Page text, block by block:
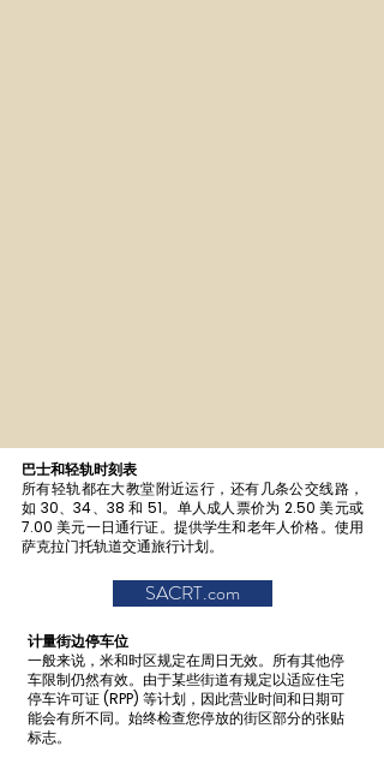
巴士和轻轨时刻表
所有轻轨都在大教堂附近运行，还有几条公交线路，
如 30、34、38 和 51。单人成人票价为 2.50 美元或
7.00 美元一日通行证。提供学生和老年人价格。使用
萨克拉门托轨道交通旅行计划。
SACRT.com
计量街边停车位
一般来说，米和时区规定在周日无效。所有其他停
车限制仍然有效。由于某些街道有规定以适应住宅
停车许可证 (RPP) 等计划，因此营业时间和日期可
能会有所不同。始终检查您停放的街区部分的张贴
标志。